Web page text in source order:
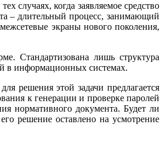
случаях, когда заявляемое средство
– длительный процесс, занимающий
экраны нового поколения,
Стандартизована лишь структура
в информационных системах.
решения этой задачи предлагается
к генерации и проверке паролей
нормативного документа. Будет ли
решение оставлено на усмотрение